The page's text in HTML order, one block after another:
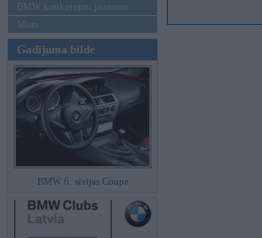
BMW konkurentu jaunumi
Moto
Gadījuma bilde
BMW 6. sērijas Coupe